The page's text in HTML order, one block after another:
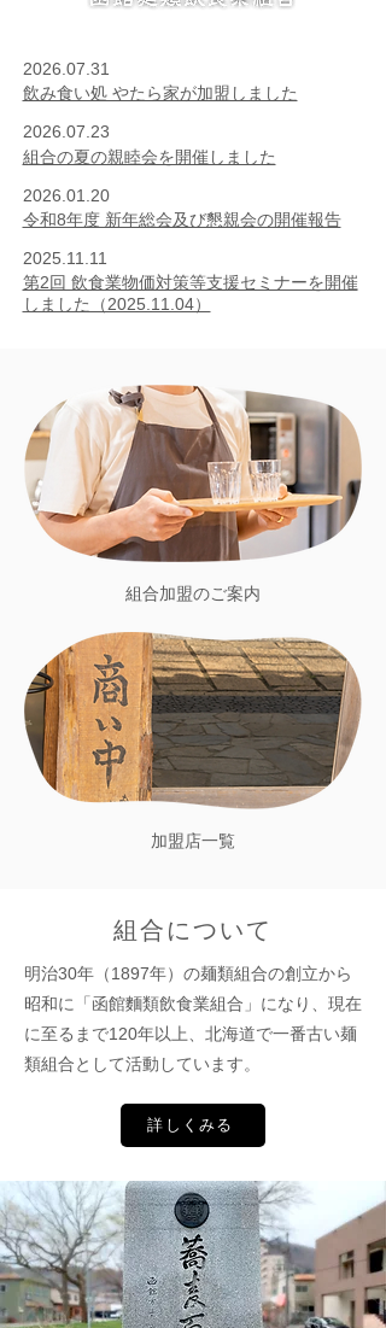
2026.07.31
飲み食い処 やたら家が加盟しました
2026.07.23
組合の夏の親睦会を開催しました
2026.01.20
令和8年度 新年総会及び懇親会の開催報告
2025.11.11
第2回 飲食業物価対策等支援セミナーを開催
しました（2025.11.04）
組合加盟のご案内
加盟店一覧
組合について
明治30年（1897年）の麺類組合の創立から
昭和に「函館麵類飲食業組合」になり、現在
に至るまで120年以上、北海道で一番古い麺
類組合として活動しています。
詳しくみる